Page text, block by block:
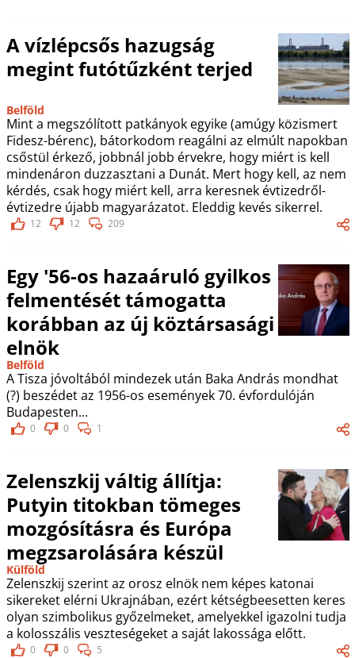
A vízlépcsős hazugság
megint futótűzként terjed
Belföld
Mint a megszólított patkányok egyike (amúgy közismert
Fidesz-bérenc), bátorkodom reagálni az elmúlt napokban
csőstül érkező, jobbnál jobb érvekre, hogy miért is kell
mindenáron duzzasztani a Dunát. Mert hogy kell, az nem
kérdés, csak hogy miért kell, arra keresnek évtizedről-
évtizedre újabb magyarázatot. Eleddig kevés sikerrel.
12 12 209
Egy '56-os hazaáruló gyilkos
felmentését támogatta
korábban az új köztársasági
elnök
Belföld
A Tisza jóvoltából mindezek után Baka András mondhat
(?) beszédet az 1956-os események 70. évfordulóján
Budapesten...
0 0 1
Zelenszkij váltig állítja:
Putyin titokban tömeges
mozgósításra és Európa
megzsarolására készül
Külföld
Zelenszkij szerint az orosz elnök nem képes katonai
sikereket elérni Ukrajnában, ezért kétségbeesetten keres
olyan szimbolikus győzelmeket, amelyekkel igazolni tudja
a kolosszális veszteségeket a saját lakossága előtt.
0 0 5